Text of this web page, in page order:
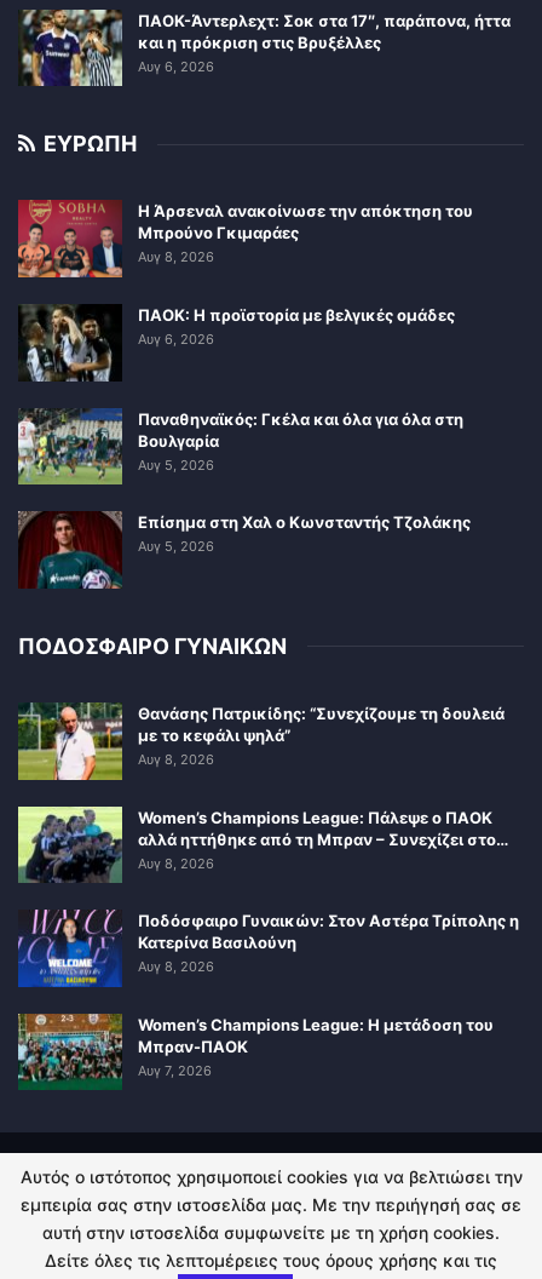
ΠΑΟΚ-Άντερλεχτ: Σοκ στα 17″, παράπονα, ήττα
και η πρόκριση στις Βρυξέλλες
Αυγ 6, 2026
ΕΥΡΩΠΗ
Η Άρσεναλ ανακοίνωσε την απόκτηση του
Μπρούνο Γκιμαράες
Αυγ 8, 2026
ΠΑΟΚ: Η προϊστορία με βελγικές ομάδες
Αυγ 6, 2026
Παναθηναϊκός: Γκέλα και όλα για όλα στη
Βουλγαρία
Αυγ 5, 2026
Επίσημα στη Χαλ ο Κωνσταντής Τζολάκης
Αυγ 5, 2026
ΠΟΔΟΣΦΑΙΡΟ ΓΥΝΑΙΚΩΝ
Θανάσης Πατρικίδης: “Συνεχίζουμε τη δουλειά
με το κεφάλι ψηλά”
Αυγ 8, 2026
Women’s Champions League: Πάλεψε ο ΠΑΟΚ
αλλά ηττήθηκε από τη Μπραν – Συνεχίζει στο…
Αυγ 8, 2026
Ποδόσφαιρο Γυναικών: Στον Αστέρα Τρίπολης η
Κατερίνα Βασιλούνη
Αυγ 8, 2026
Women’s Champions League: Η μετάδοση του
Μπραν-ΠΑΟΚ
Αυγ 7, 2026
ΠΟΛΙΤΙΚΗ ΑΠΟΡΡΗΤΟΥ ΕΠΙΚΟΙΝΩΝΙΑ
© 2026 - Kingsport.gr. All Rights Reserved.
Αυτός ο ιστότοπος χρησιμοποιεί cookies για να βελτιώσει την
εμπειρία σας στην ιστοσελίδα μας. Με την περιήγησή σας σε
αυτή στην ιστοσελίδα συμφωνείτε με τη χρήση cookies.
Δείτε όλες τις λεπτομέρειες τους όρους χρήσης και τις